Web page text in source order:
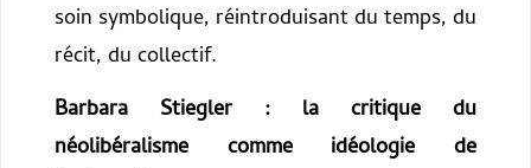
soin symbolique, réintroduisant du temps, du
récit, du collectif.
Barbara Stiegler : la critique du
néolibéralisme comme idéologie de